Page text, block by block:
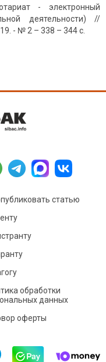
- электронный
деятельности) //
- № 2 – 338 – 344 с.
статью
обработки
данных
оферты